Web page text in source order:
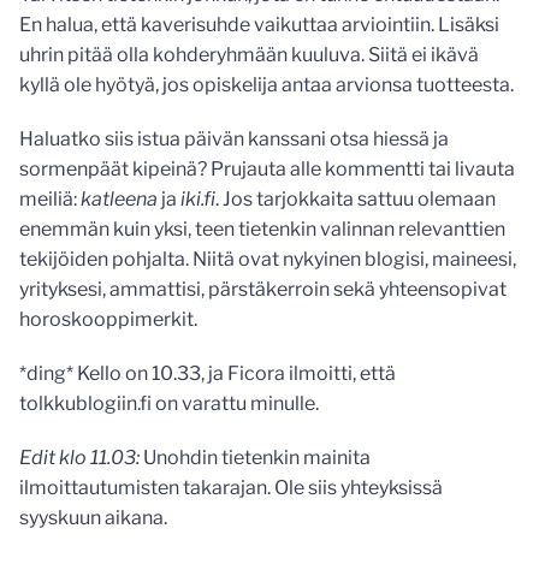
En halua, että kaverisuhde vaikuttaa arviointiin. Lisäksi
uhrin pitää olla kohderyhmään kuuluva. Siitä ei ikävä
kyllä ole hyötyä, jos opiskelija antaa arvionsa tuotteesta.
Haluatko siis istua päivän kanssani otsa hiessä ja
sormenpäät kipeinä? Prujauta alle kommentti tai livauta
meiliä:katleena ja iki.fi. Jos tarjokkaita sattuu olemaan
enemmän kuin yksi, teen tietenkin valinnan relevanttien
tekijöiden pohjalta. Niitä ovat nykyinen blogisi, maineesi,
yrityksesi, ammattisi, pärstäkerroin sekä yhteensopivat
horoskooppimerkit.
*ding* Kello on 10.33, ja Ficora ilmoitti, että
tolkkublogiin.fi on varattu minulle.
Edit klo 11.03: Unohdin tietenkin mainita
ilmoittautumisten takarajan. Ole siis yhteyksissä
syyskuun aikana.